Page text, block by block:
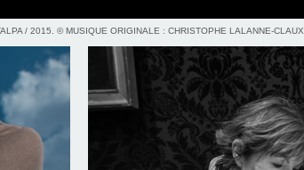
/ 2015. © MUSIQUE ORIGINALE : CHRISTOPHE LALANNE-CLAUX